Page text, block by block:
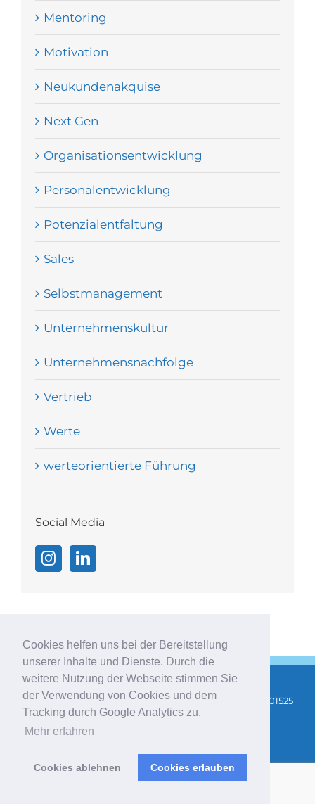
Cookies helfen uns bei der Bereitstellung
unserer Inhalte und Dienste. Durch die
weitere Nutzung der Webseite stimmen Sie
der Verwendung von Cookies und dem
Tracking durch Google Analytics zu.
Mehr erfahren
Cookies ablehnen Cookies erlauben
Mentoring
Motivation
Neukundenakquise
Next Gen
Organisationsentwicklung
Personalentwicklung
Potenzialentfaltung
Sales
Selbstmanagement
Unternehmenskultur
Unternehmensnachfolge
Vertrieb
Werte
werteorientierte Führung
Social Media
Copyright 2025 |AGB| Impressum|Datenschutz
| Tel: 01525
3475400 |info@stefanie-indrejak.de
Instagram
LinkedIn